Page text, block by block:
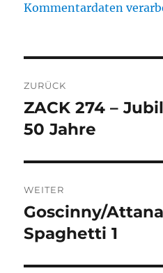
Kommentardaten
ZURÜCK
Vorheriger
Beitrag:
ZACK 274 –
50 Jahre
WEITER
Nächster
Beitrag:
Goscinny/
Spaghetti 1